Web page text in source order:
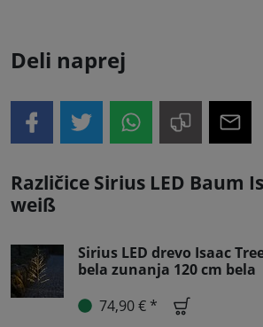
Deli naprej
Različice Sirius LED Baum
weiß
Sirius LED drevo Isaac
bela zunanja 120 cm bela
74,90 € *